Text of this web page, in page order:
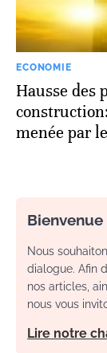
ECONOMIE
Hausse des
menée par
Nous
dialogue. Afin
nos articles,
nous vous
Lire notre